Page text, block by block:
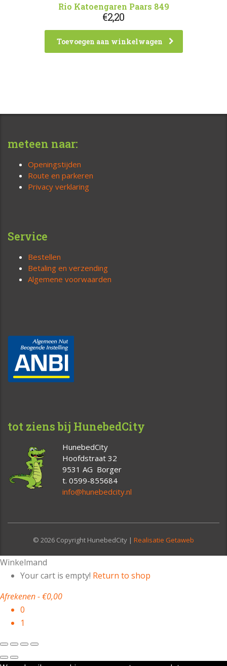
Rio Katoengaren Paars 849
€2,20
Toevoegen aan winkelwagen
meteen naar:
Openingstijden
Route en parkeren
Privacy verklaring
Service
Bestellen
Betaling en verzending
Algemene voorwaarden
tot ziens bij HunebedCity
HunebedCity
Hoofdstraat 32
9531 AG Borger
t. 0599-855684
info@hunebedcity.nl
© 2026 Copyright HunebedCity | Realisatie Getaweb
Winkelmand
Your cart is empty! Return to shop
Afrekenen-€0,00
0
1